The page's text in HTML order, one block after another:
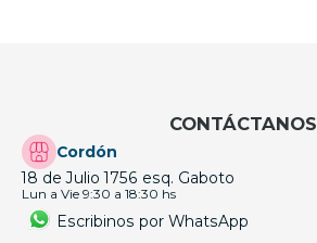
CONTÁCTANOS
Cordón
18 de Julio 1756 esq. Gaboto
Lun a Vie 9:30 a 18:30 hs
Escribinos por WhatsApp